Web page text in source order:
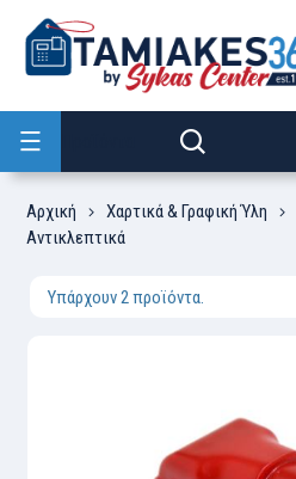
Αρχική Χαρτικά & Γραφική Ύλη
Αντικλεπτικά
Υπάρχουν 2 προϊόντα.